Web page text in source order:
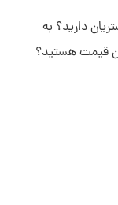
دارید؟‌ به
قیمت هستید؟